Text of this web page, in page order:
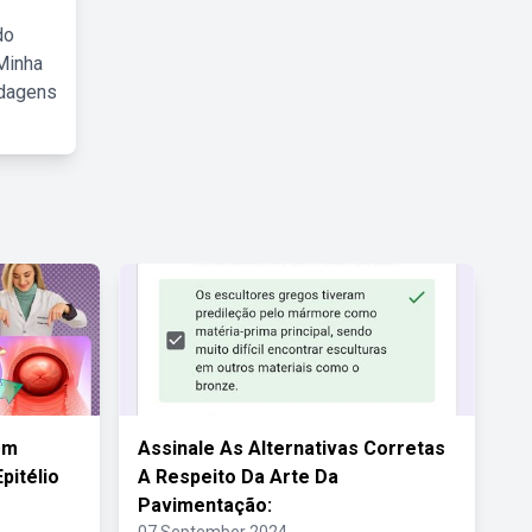
Assinale As Alternativas Corretas
A Respeito Da Arte Da
Pavimentação: